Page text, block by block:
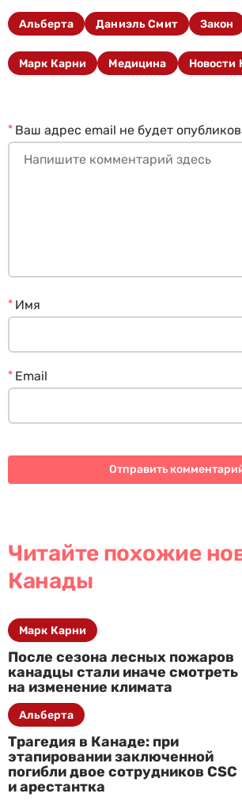
Альберта Даниэль Смит Закон
Марк Карни Медицина Новости
Ваш адрес email не будет
*
Имя
*
Email
*
Читайте похожие
Канады
После сезона лесных пожаров
канадцы стали иначе смотреть
на изменение климата
Марк Карни
Трагедия в Канаде: при
этапировании заключенной
погибли двое сотрудников CSC
и арестантка
Альберта